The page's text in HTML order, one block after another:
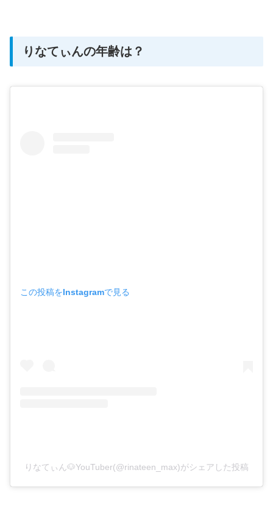
りなてぃんの年齢は？
この投稿をInstagramで見る
りなてぃん🐶YouTuber(@rinateen_max)がシェアした投稿